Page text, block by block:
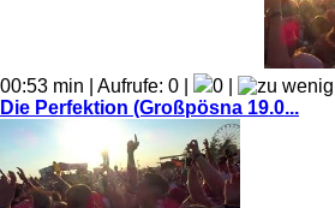
00:53 min | Aufrufe: 0 |
0 |
Die Perfektion (Großpösna 19.0...